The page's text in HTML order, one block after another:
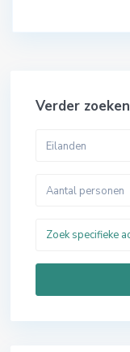
Verder zoeken
Eilanden
Aantal personen